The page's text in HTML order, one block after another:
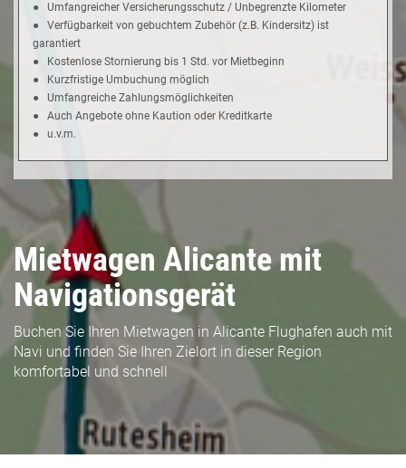
● Umfangreicher Versicherungsschutz / Unbegrenzte Kilometer
● Verfügbarkeit von gebuchtem Zubehör (z.B. Kindersitz) ist
garantiert
● Kostenlose Stornierung bis 1 Std. vor Mietbeginn
● Kurzfristige Umbuchung möglich
● Umfangreiche Zahlungsmöglichkeiten
● Auch Angebote ohne Kaution oder Kreditkarte
● u.v.m.
Mietwagen Alicante mit
Navigationsgerät
Buchen Sie Ihren Mietwagen in Alicante Flughafen auch mit
Navi und finden Sie Ihren Zielort in dieser Region
komfortabel und schnell